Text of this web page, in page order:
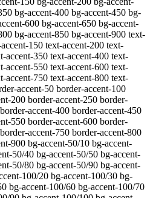
bg-accent-400 bg-accent-450 bg-
600 bg-accent-650 bg-accent-
bg-accent-850 bg-accent-900 text-
150 text-accent-200 text-
accent-350 text-accent-400 text-
accent-550 text-accent-600 text-
accent-750 text-accent-800 text-
accent-50 border-accent-100
200 border-accent-250 border-
accent-400 border-accent-450
550 border-accent-600 border-
accent-750 border-accent-800
900 bg-accent-50/10 bg-accent-
50/40 bg-accent-50/50 bg-accent-
50/80 bg-accent-50/90 bg-accent-
100/20 bg-accent-100/30 bg-
bg-accent-100/60 bg-accent-100/70